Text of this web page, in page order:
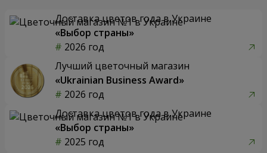
Доставка цветов года в Украине
«Выбор страны»
2026 год
Лучший цветочный магазин
«Ukrainian Business Award»
2026 год
Доставка цветов года в Украине
«Выбор страны»
2025 год